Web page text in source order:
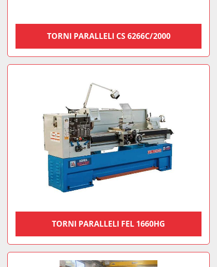
TORNI PARALLELI CS 6266C/2000
TORNI PARALLELI FEL 1660HG